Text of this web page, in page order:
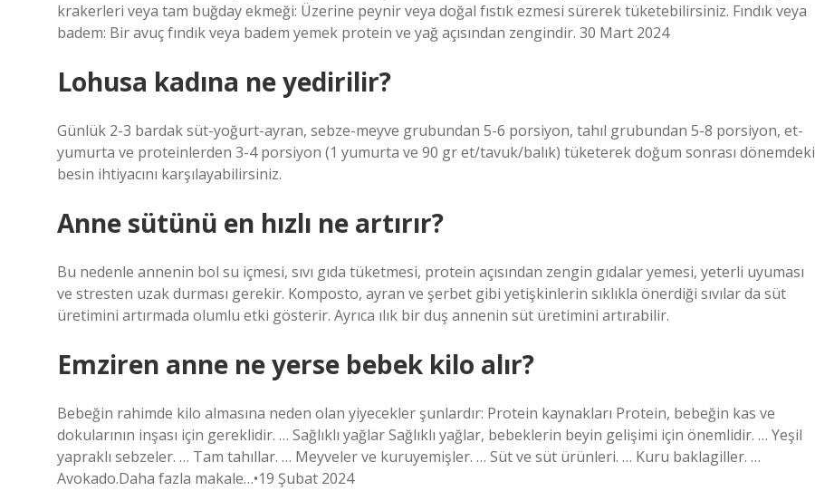
krakerleri veya tam buğday ekmeği: Üzerine peynir veya doğal fıstık ezmesi sürerek tüketebilirsiniz. Fındık veya
badem: Bir avuç fındık veya badem yemek protein ve yağ açısından zengindir. 30 Mart 2024
Lohusa kadına ne yedirilir?
Günlük 2-3 bardak süt-yoğurt-ayran, sebze-meyve grubundan 5-6 porsiyon, tahıl grubundan 5-8 porsiyon, et-
yumurta ve proteinlerden 3-4 porsiyon (1 yumurta ve 90 gr et/tavuk/balık) tüketerek doğum sonrası dönemdeki
besin ihtiyacını karşılayabilirsiniz.
Anne sütünü en hızlı ne artırır?
Bu nedenle annenin bol su içmesi, sıvı gıda tüketmesi, protein açısından zengin gıdalar yemesi, yeterli uyuması
ve stresten uzak durması gerekir. Komposto, ayran ve şerbet gibi yetişkinlerin sıklıkla önerdiği sıvılar da süt
üretimini artırmada olumlu etki gösterir. Ayrıca ılık bir duş annenin süt üretimini artırabilir.
Emziren anne ne yerse bebek kilo alır?
Bebeğin rahimde kilo almasına neden olan yiyecekler şunlardır: Protein kaynakları Protein, bebeğin kas ve
dokularının inşası için gereklidir. … Sağlıklı yağlar Sağlıklı yağlar, bebeklerin beyin gelişimi için önemlidir. … Yeşil
yapraklı sebzeler. … Tam tahıllar. … Meyveler ve kuruyemişler. … Süt ve süt ürünleri. … Kuru baklagiller. …
Avokado.Daha fazla makale…•19 Şubat 2024